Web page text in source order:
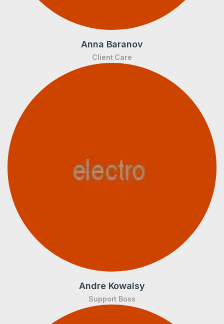
Anna Baranov
Client Care
Andre Kowalsy
Support Boss